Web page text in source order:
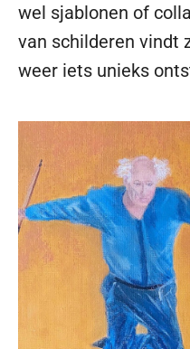
wel sjablonen of
van schilderen vindt
weer iets unieks